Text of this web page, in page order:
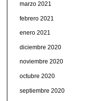
marzo 2021
febrero 2021
enero 2021
diciembre 2020
noviembre 2020
octubre 2020
septiembre 2020